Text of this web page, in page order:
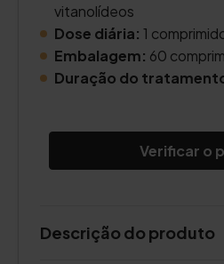
vitanolídeos
Dose diária: 1
Embalagem: 60
Duração do
Verificar o
Descrição do produto